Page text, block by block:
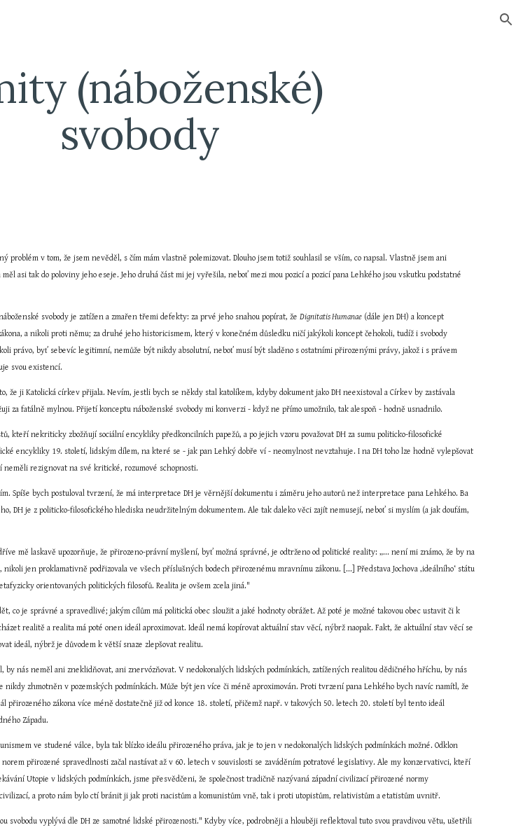
(náboženské)
svobody
problém v tom, že jsem nevěděl, s čím mám vlastně polemizovat. Dlouho jsem totiž souhlasil se vším, co napsal. Vlastně jsem ani
asi tak do poloviny jeho eseje. Jeho druhá část mi jej vyřešila, neboť mezi mou pozicí a pozicí pana Lehkého jsou vskutku podstatné
svobody je zatížen a zmařen třemi defekty: za prvé jeho snahou popírat, že Dignitatis Humanae (dále jen DH) a koncept
a nikoli proti němu; za druhé jeho historicismem, který v konečném důsledku ničí jakýkoli koncept čehokoli, tudíž i svobody
právo, byť sebevíc legitimní, nemůže být nikdy absolutní, neboť musí být sladěno s ostatními přirozenými právy, jakož i s právem
svou existencí.
že ji Katolická církev přijala. Nevím, jestli bych se někdy stal katolíkem, kdyby dokument jako DH neexistoval a Církev by zastávala
za fatálně mylnou. Přijetí konceptu náboženské svobody mi konverzi - když ne přímo umožnilo, tak alespoň - hodně usnadnilo.
kteří nekriticky zbožňují sociální encykliky předkoncilních papežů, a po jejich vzoru považovat DH za sumu politicko-filosofické
encykliky 19. století, lidským dílem, na které se - jak pan Lehký dobře ví - neomylnost nevztahuje. I na DH toho lze hodně vylepšovat
rezignovat na své kritické, rozumové schopnosti.
Spíše bych postuloval tvrzení, že má interpretace DH je věrnější dokumentu i záměru jeho autorů než interpretace pana Lehkého. Ba
DH je z politicko-filosofického hlediska neudržitelným dokumentem. Ale tak daleko věci zajít nemusejí, neboť si myslím (a jak doufám,
mě laskavě upozorňuje, že přirozeno-právní myšlení, byť možná správné, je odtrženo od politické reality: „... není mi známo, že by na
jen proklamativně podřizovala ve všech příslušných bodech přirozenému mravnímu zákonu. [...] Představa Jochova ‚ideálního‘ státu
orientovaných politických filosofů. Realita je ovšem zcela jiná."
co je správné a spravedlivé; jakým cílům má politická obec sloužit a jaké hodnoty obrážet. Až poté je možné takovou obec ustavit či k
realitě a realita má poté onen ideál aproximovat. Ideál nemá kopírovat aktuální stav věcí, nýbrž naopak. Fakt, že aktuální stav věcí se
ideál, nýbrž je důvodem k větší snaze zlepšovat realitu.
by nás neměl ani zneklidňovat, ani znervózňovat. V nedokonalých lidských podmínkách, zatížených realitou dědičného hříchu, by nás
nikdy zhmotněn v pozemských podmínkách. Může být jen více či méně aproximován. Proti tvrzení pana Lehkého bych navíc namítl, že
přirozeného zákona více méně dostatečně již od konce 18. století, přičemž např. v takových 50. letech 20. století byl tento ideál
Západu.
ve studené válce, byla tak blízko ideálu přirozeného práva, jak je to jen v nedokonalých lidských podmínkách možné. Odklon
přirozené spravedlnosti začal nastávat až v 60. letech v souvislosti se zaváděním potratové legislativy. Ale my konzervativci, kteří
Utopie v lidských podmínkách, jsme přesvědčeni, že společnost tradičně nazývaná západní civilizací přirozené normy
a proto nám bylo ctí bránit ji jak proti nacistům a komunistům vně, tak i proti utopistům, relativistům a etatistům uvnitř.
svobodu vyplývá dle DH ze samotné lidské přirozenosti." Kdyby více, podrobněji a hlouběji reflektoval tuto svou pravdivou větu, ušetřili